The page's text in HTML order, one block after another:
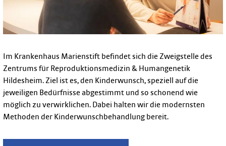
Im Krankenhaus Marienstift befindet sich die Zweigstelle des
Zentrums für Reproduktionsmedizin & Humangenetik
Hildesheim. Ziel ist es, den Kinderwunsch, speziell auf die
jeweiligen Bedürfnisse abgestimmt und so schonend wie
möglich zu verwirklichen. Dabei halten wir die modernsten
Methoden der Kinderwunschbehandlung bereit.